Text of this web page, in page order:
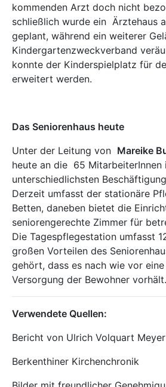
kommenden Arzt doch nicht
schließlich wurde ein Ärztehaus
geplant, während ein weiterer
Kindergartenzweckverband
konnte der Kinderspielplatz für
erweitert werden.
Das Seniorenhaus heute
Unter der Leitung von Mareike
heute an die 65 MitarbeiterInnen
unterschiedlichsten
Derzeit umfasst der stationäre
Betten, daneben bietet die
seniorengerechte Zimmer für
Die Tagespflegestation umfasst
großen Vorteilen des
gehört, dass es nach wie vor
Versorgung der Bewohner vorhält.
Verwendete Quellen:
Bericht von Ulrich Volquart
Berkenthiner Kirchenchronik